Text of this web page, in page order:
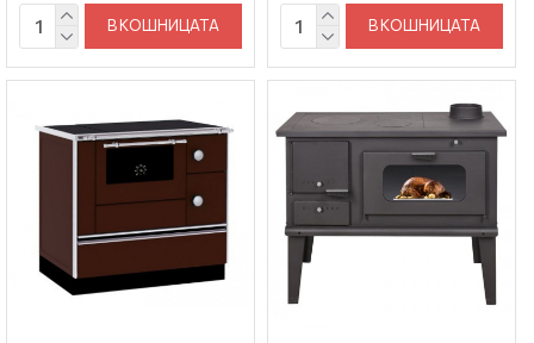
В КОШНИЦАТА В КОШНИЦАТА